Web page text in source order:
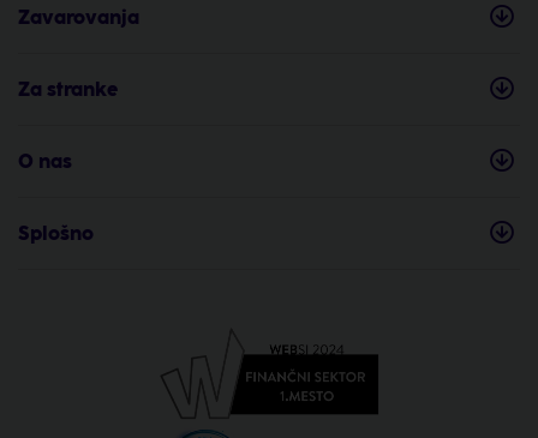
Zavarovanja
Za stranke
O nas
Splošno